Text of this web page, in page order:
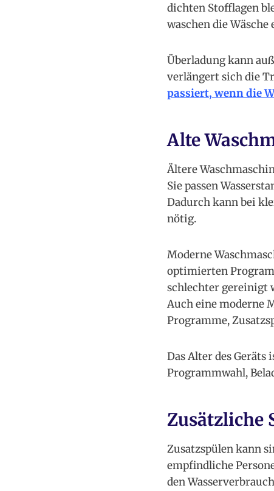
dichten Stofflagen
waschen die
Überladung kann
verlängert sich die
passiert, wenn die
Alte
Ältere
Sie passen
Dadurch kann bei
nötig.
Moderne
optimierten
schlechter gereinigt
Auch eine moderne
Programme,
Das Alter des
Programmwahl,
Zusätzliche
Zusatzspülen kann
empfindliche
den